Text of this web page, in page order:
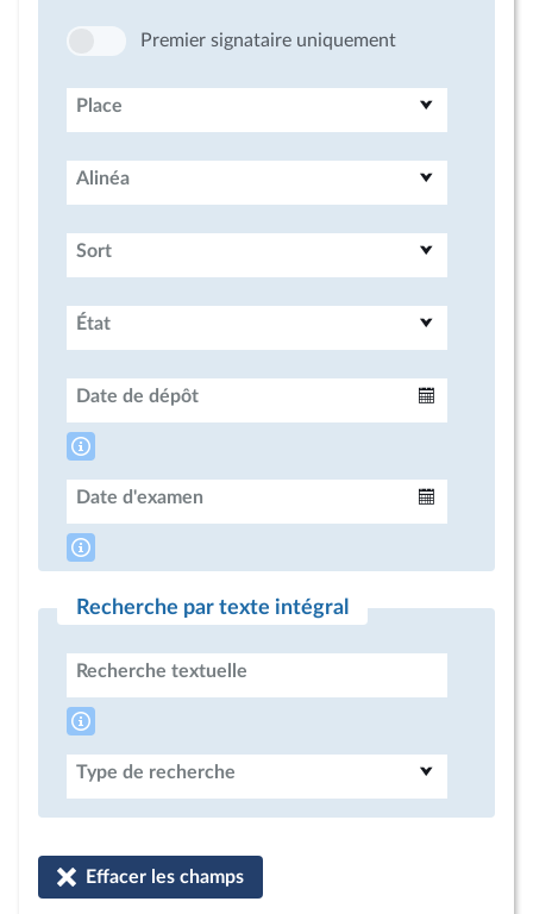
Premier signataire uniquement
Place
Alinéa
Sort
État
Date de dépôt
Date d'examen
Recherche par texte intégral
Recherche textuelle
Type de recherche
Effacer les champs